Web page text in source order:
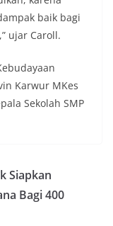
baik bagi
ujar Caroll.
Karwur MKes
Sekolah SMP
Siapkan
Bagi 400